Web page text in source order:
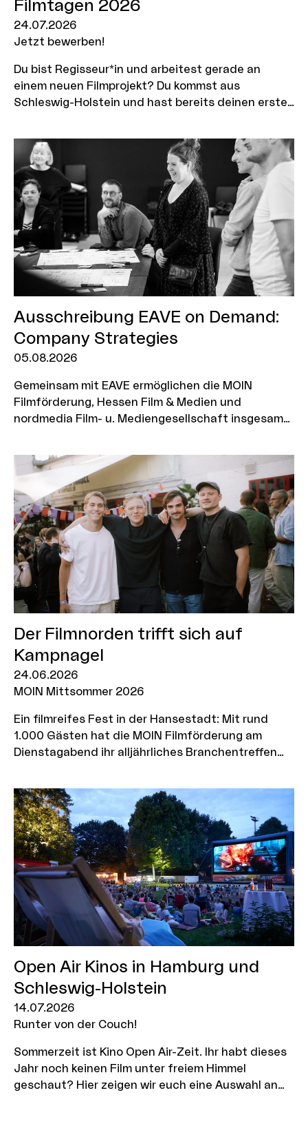
Filmtagen 2026
24.07.2026
Jetzt bewerben!
Du bist Regisseur*in und arbeitest gerade an
einem neuen Filmprojekt? Du kommst aus
Schleswig-Holstein und hast bereits deinen ersten
gezielte Einblicke in die internationale Filmbranche
bekommen? Dann bewirb dich jetzt für das Future
North Programm der Nordischen Filmtage Lübeck,
bei denen die MOIN Filmförderung auch in diesem
Jahr wieder als Partnerinstitution mit dabei ist.
Ausschreibung EAVE on Demand:
Company Strategies
05.08.2026
Gemeinsam mit EAVE ermöglichen die MOIN
Filmförderung, Hessen Film & Medien und
nordmedia Film- u. Mediengesellschaft insgesamt
Das Programm richtet sich an Produzent:innen, die
ihre Unternehmensstrategie weiterentwickeln,
neue Geschäftsmodelle erschließen und ihre Firma
nachhaltig für die Zukunft aufstellen möchten.
Aus jeder Förderregion werden drei Unternehmen
ausgewählt, von denen je zwei Personen an dem
Workshop teilnehmen können. Bewerbungsschluss
ist der 7. September 2026.
Der Filmnorden trifft sich auf
Kampnagel
24.06.2026
MOIN Mittsommer 2026
Ein filmreifes Fest in der Hansestadt: Mit rund
1.000 Gästen hat die MOIN Filmförderung am
Dienstagabend ihr alljährliches Branchentreffen
„Tatort“-Ermittler Denis Moschitto, die
„Discounter“ Emil und Oskar Belton sowie Bruno
Alexander und die Schauspieler*innen Bjarne
Mädel, Sibel Kekilli und Sebastian Bezzel.
Open Air Kinos in Hamburg und
Schleswig-Holstein
14.07.2026
Runter von der Couch!
Sommerzeit ist Kino Open Air-Zeit. Ihr habt dieses
Jahr noch keinen Film unter freiem Himmel
geschaut? Hier zeigen wir euch eine Auswahl an